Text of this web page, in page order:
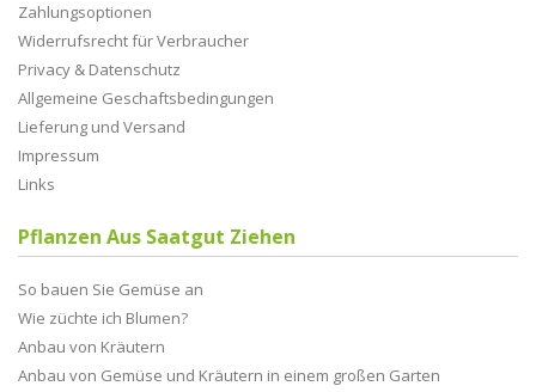
Zahlungsoptionen
Widerrufsrecht für Verbraucher
Privacy & Datenschutz
Allgemeine Geschaftsbedingungen
Lieferung und Versand
Impressum
Links
Pflanzen Aus Saatgut Ziehen
So bauen Sie Gemüse an
Wie züchte ich Blumen?
Anbau von Kräutern
Anbau von Gemüse und Kräutern in einem großen Garten